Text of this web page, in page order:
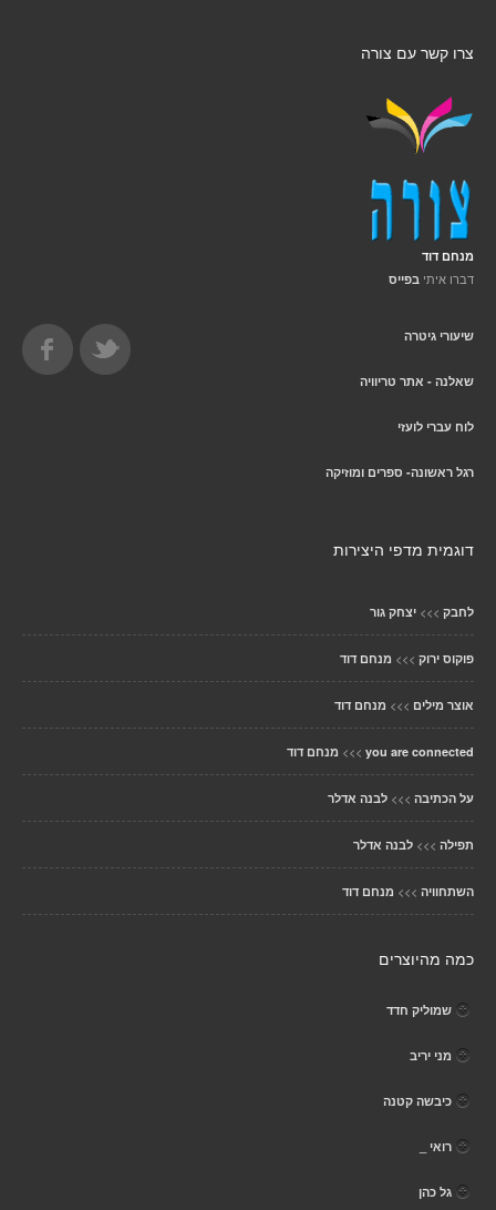
צרו קשר עם צורה
מנחם דוד
דברו איתי בפייס
שיעורי גיטרה
שאלנה - אתר טריוויה
לוח עברי לועזי
רגל ראשונה- ספרים ומוזיקה
דוגמית מדפי היצירות
לחבק >>> יצחק גור
פוקוס ירוק >>> מנחם דוד
אוצר מילים >>> מנחם דוד
you are connected
>>> מנחם דוד
על הכתיבה >>> לבנה אדלר
תפילה >>> לבנה אדלר
השתחוויה >>> מנחם דוד
כמה מהיוצרים
שמוליק חדד
מני יריב
כיבשה קטנה
רואי _
גל כהן